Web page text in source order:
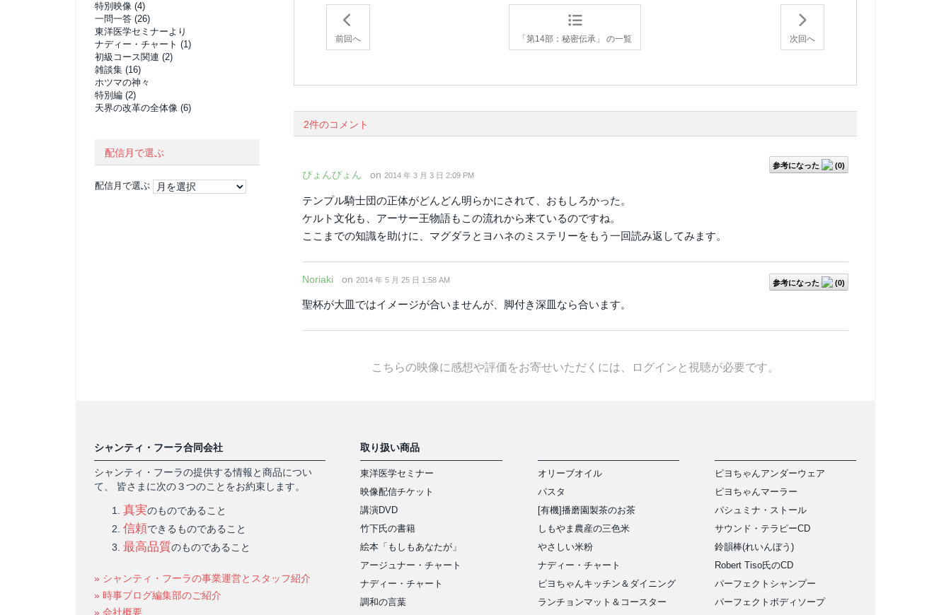
前回へ 「第14部：秘密伝承」 の一覧 次回へ
2件のコメント
参考になった (0)
ぴょんぴょん on 2014 年 3 月 3 日 2:09 PM
テンプル騎士団の正体がどんどん明らかにされて、おもしろかった。
ケルト文化も、アーサー王物語もこの流れから来ているのですね。
ここまでの知識を助けに、マグダラとヨハネのミステリーをもう一回読み返してみます。
参考になった (0)
Noriaki on 2014 年 5 月 25 日 1:58 AM
聖杯が大皿ではイメージが合いませんが、脚付き深皿なら合います。
こちらの映像に感想や評価をお寄せいただくには、ログインと視聴が必要です。
特別映像 (4)
一問一答 (26)
東洋医学セミナーより
ナディー・チャート (1)
初級コース関連 (2)
雑談集 (16)
ホツマの神々
特別編 (2)
天界の改革の全体像 (6)
配信月で選ぶ
配信月で選ぶ
シャンティ・フーラ合同会社
シャンティ・フーラの提供する情報と商品につい
て、 皆さまに次の３つのことをお約束します。
真実のものであること
信頼できるものであること
最高品質のものであること
» シャンティ・フーラの事業運営とスタッフ紹介
» 時事ブログ編集部のご紹介
» 会社概要
取り扱い商品
東洋医学セミナー
映像配信チケット
講演DVD
竹下氏の書籍
絵本「もしもあなたが」
アージュナー・チャート
ナディー・チャート
調和の言葉
オリーブオイル
パスタ
[有機]播磨園製茶のお茶
しもやま農産の三色米
やさしい米粉
ナディー・チャート
ピヨちゃんキッチン＆ダイニング
アイテム
ランチョンマット＆コースター
ピヨちゃんアンダーウェア
ピヨちゃんマーラー
パシュミナ・ストール
サウンド・テラピーCD
鈴韻棒(れいんぼう)
Robert Tiso氏のCD
パーフェクトシャンプー
パーフェクトボディソープ